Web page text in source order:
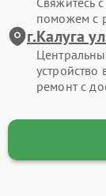
поможем с
г.Калуга
устройство
ремонт с